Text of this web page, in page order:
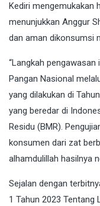
Kediri mengemukakan
menunjukkan Anggur
dan aman dikonsumsi
“Langkah
Pangan Nasional
yang dilakukan di
yang beredar di
Residu (BMR).
konsumen dari zat
alhamdulillah hasilnya
Sejalan dengan
1 Tahun 2023 Tentang